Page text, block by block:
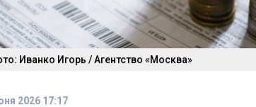
Иванко Игорь / Агентство «Москва»
2026 17:17